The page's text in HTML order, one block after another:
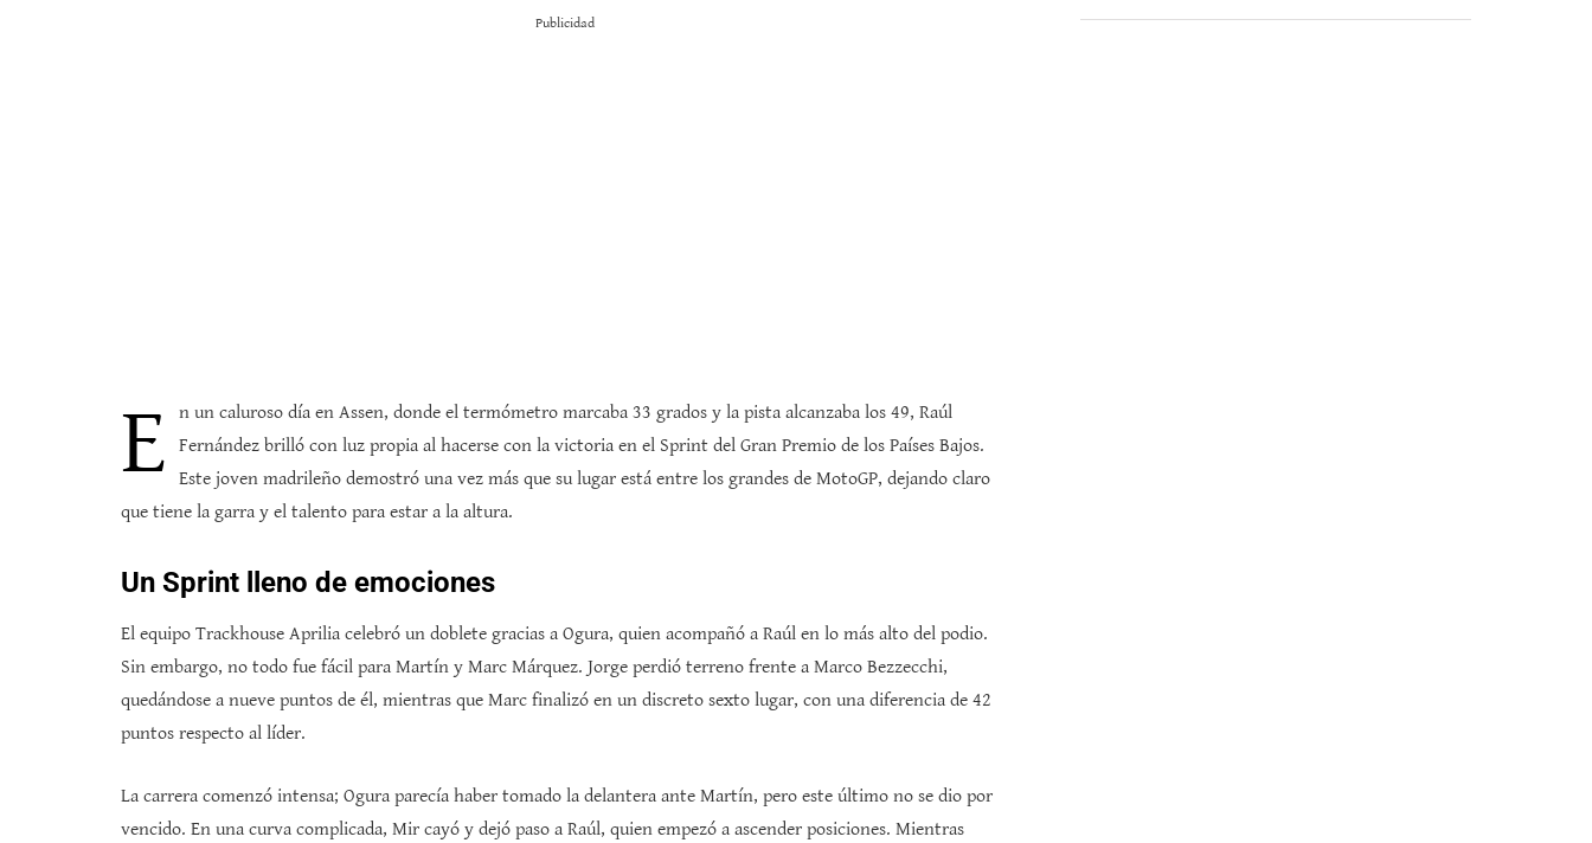
Publicidad
E
n un caluroso día en Assen, donde el termómetro marcaba 33 grados y la pista alcanzaba los 49, Raúl
Fernández brilló con luz propia al hacerse con la victoria en el Sprint del Gran Premio de los Países Bajos.
Este joven madrileño demostró una vez más que su lugar está entre los grandes de MotoGP, dejando claro
que tiene la garra y el talento para estar a la altura.
Un Sprint lleno de emociones
El equipo Trackhouse Aprilia celebró un doblete gracias a Ogura, quien acompañó a Raúl en lo más alto del podio.
Sin embargo, no todo fue fácil para Martín y Marc Márquez. Jorge perdió terreno frente a Marco Bezzecchi,
quedándose a nueve puntos de él, mientras que Marc finalizó en un discreto sexto lugar, con una diferencia de 42
puntos respecto al líder.
La carrera comenzó intensa; Ogura parecía haber tomado la delantera ante Martín, pero este último no se dio por
vencido. En una curva complicada, Mir cayó y dejó paso a Raúl, quien empezó a ascender posiciones. Mientras